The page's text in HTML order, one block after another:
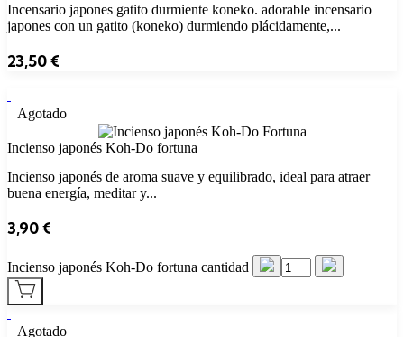
Incensario japones gatito durmiente koneko. adorable incensario
japones con un gatito (koneko) durmiendo plácidamente,...
23,50€
Agotado
Incienso japonés Koh-Do fortuna
Incienso japonés de aroma suave y equilibrado, ideal para atraer
buena energía, meditar y...
3,90€
Incienso japonés Koh-Do fortuna cantidad
Agotado